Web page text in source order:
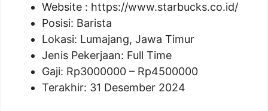
Website : https://www.starbucks.co.id/
Posisi: Barista
Lokasi: Lumajang, Jawa Timur
Jenis Pekerjaan: Full Time
Gaji: Rp3000000 – Rp4500000
Terakhir: 31 Desember 2024